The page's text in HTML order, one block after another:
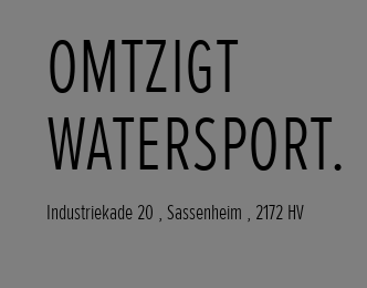
OMTZIGT
WATERSPORT.
Industriekade 20 , Sassenheim , 2172 HV